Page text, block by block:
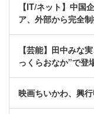
【IT/ネット】中国
ア、外部から完全
【芸能】田中みな
っくらおなか”で登
映画ちいかわ、興